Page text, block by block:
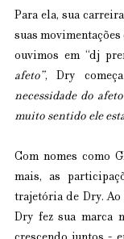
Para ela, sua
suas
ouvimos em “dj
afeto”, Dry
necessidade do
muito sentido ele
Com nomes como
mais, as
trajetória de Dry. Ao
Dry fez sua marca